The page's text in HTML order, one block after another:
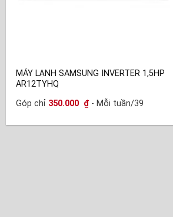
MÁY LẠNH SAMSUNG INVERTER 1,5HP
AR12TYHQ
Góp chỉ 350.000 ₫ - Mỗi tuần/39